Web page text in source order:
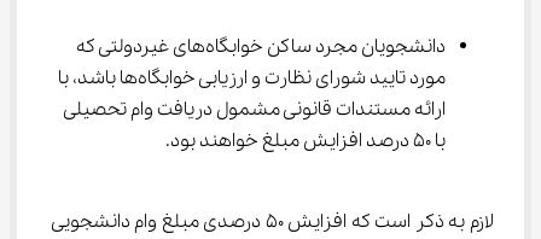
دانشجویان مجرد ساکن خوابگاه‌های غیردولتی که
مورد تایید شورای نظارت و ارزیابی خوابگاه‌ها باشد، با
ارائه مستندات قانونی مشمول دریافت وام تحصیلی
با 50 درصد افزایش مبلغ خواهند بود.
لازم به ذکر است که افزایش 50 درصدی مبلغ وام دانشجویی